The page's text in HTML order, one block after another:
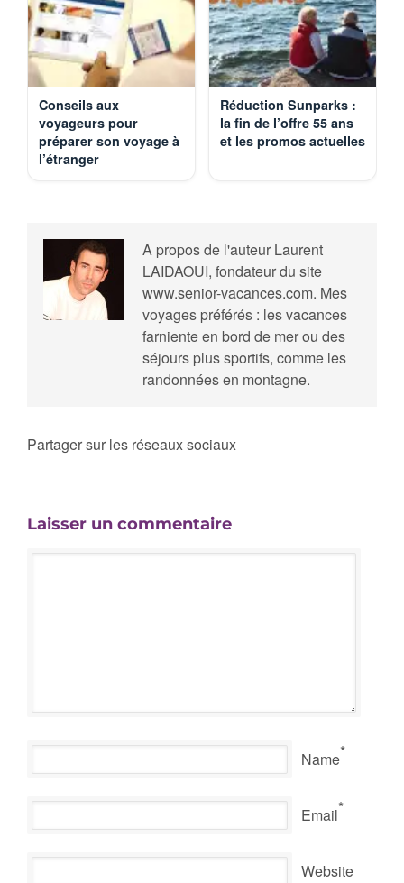
Conseils aux
voyageurs pour
préparer son voyage à
l’étranger
Réduction Sunparks :
la fin de l’offre 55 ans
et les promos actuelles
A propos de l'auteur Laurent
LAIDAOUI, fondateur du site
www.senior-vacances.com. Mes
voyages préférés : les vacances
farniente en bord de mer ou des
séjours plus sportifs, comme les
randonnées en montagne.
Partager sur les réseaux sociaux
Laisser un commentaire
Name*
Email*
Website